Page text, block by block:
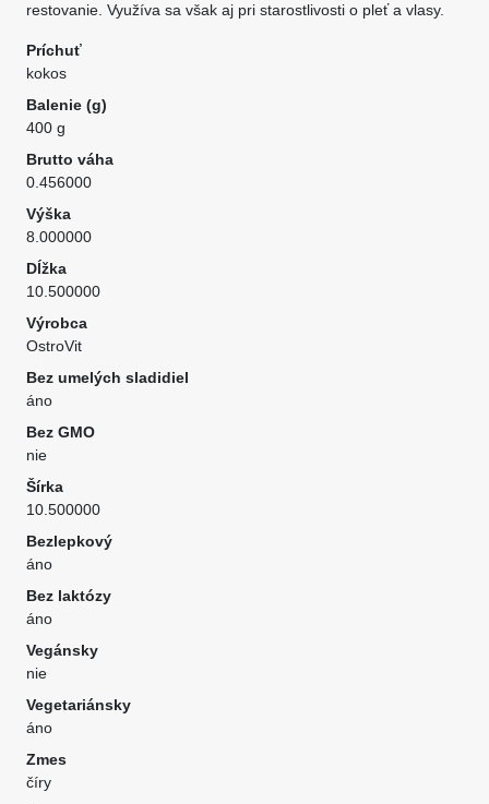
restovanie. Využíva sa však aj pri starostlivosti o pleť a vlasy.
Príchuť
kokos
Balenie (g)
400 g
Brutto váha
0.456000
Výška
8.000000
Dĺžka
10.500000
Výrobca
OstroVit
Bez umelých sladidiel
áno
Bez GMO
nie
Šírka
10.500000
Bezlepkový
áno
Bez laktózy
áno
Vegánsky
nie
Vegetariánsky
áno
Zmes
číry